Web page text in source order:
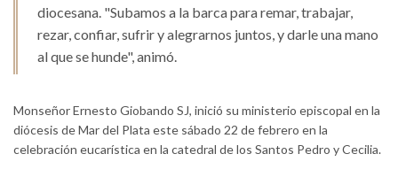
diocesana. "Subamos a la barca para remar, trabajar,
rezar, confiar, sufrir y alegrarnos juntos, y darle una mano
al que se hunde", animó.
Monseñor Ernesto Giobando SJ, inició su ministerio episcopal en la
diócesis de Mar del Plata este sábado 22 de febrero en la
celebración eucarística en la catedral de los Santos Pedro y Cecilia.